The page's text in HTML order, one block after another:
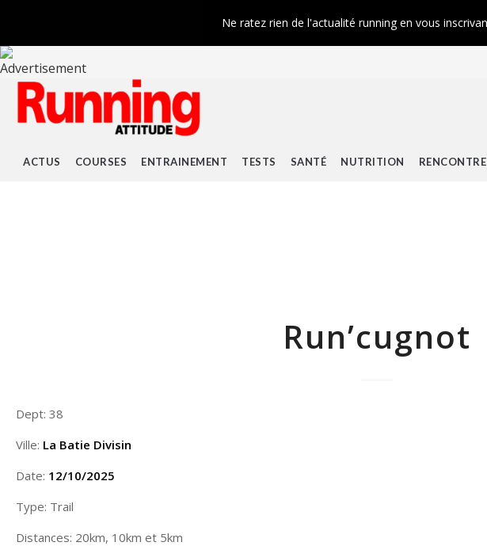
ACTUS COURSES ENTRAINEMENT TESTS SANTÉ NUTRITION RENCONTRE
Run’cugnot
Dept: 38
Ville: La Batie Divisin
Date: 12/10/2025
Type: Trail
Distances: 20km, 10km et 5km
Ne ratez rien de l'actualité running en vous